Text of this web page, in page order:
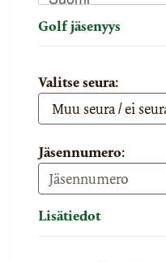
Golf jäsenyys
Valitse seura:
Jäsennumero:
Lisätiedot